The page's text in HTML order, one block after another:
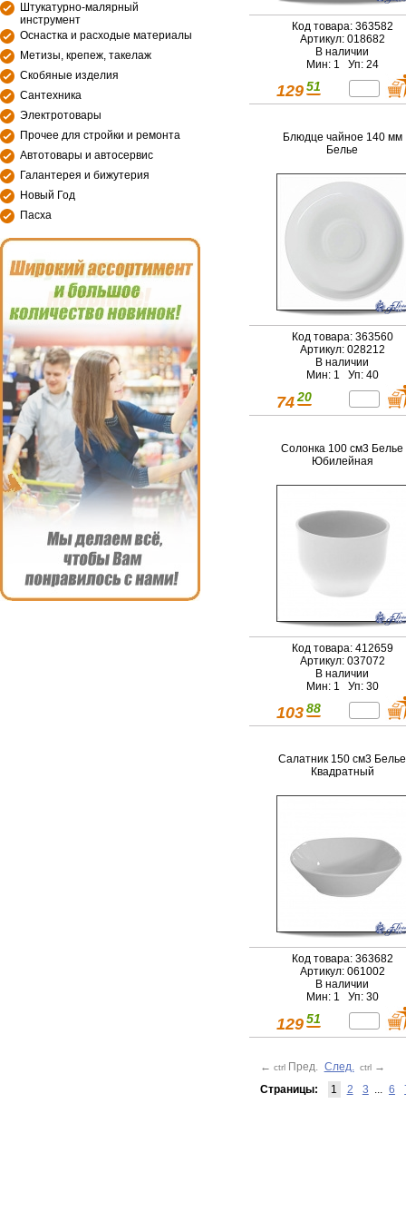
Штукатурно-малярный
инструмент
Оснастка и расходые материалы
Метизы, крепеж, такелаж
Скобяные изделия
Сантехника
Электротовары
Прочее для стройки и ремонта
Автотовары и автосервис
Галантерея и бижутерия
Новый Год
Пасха
Код товара: 363582
Артикул: 018682
В наличии
Мин: 1 Уп: 24
129 51
Блюдце чайное 140 мм
Белье
Код товара: 363560
Артикул: 028212
В наличии
Мин: 1 Уп: 40
74 20
Солонка 100 см3 Белье
Юбилейная
Код товара: 412659
Артикул: 037072
В наличии
Мин: 1 Уп: 30
103 88
Салатник 150 см3 Белье
Квадратный
Код товара: 363682
Артикул: 061002
В наличии
Мин: 1 Уп: 30
129 51
← ctrl Пред. След. ctrl →
Страницы:
1 2 3 ... 6